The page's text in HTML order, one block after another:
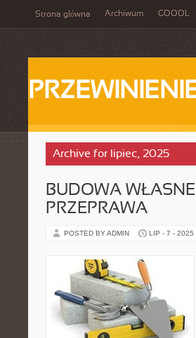
Strona główna Archiwum GOOOL
Archive for lipiec, 2025
BUDOWA
PRZEPRAWA
POSTED BY ADMIN LIP - 7 - 2025